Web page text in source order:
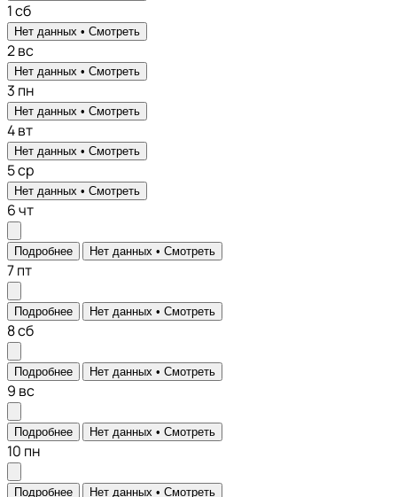
1сб
Нет данных • Смотреть
2вс
Нет данных • Смотреть
3 пн
Нет данных • Смотреть
4вт
Нет данных • Смотреть
5ср
Нет данных • Смотреть
6чт
Подробнее Нет данных • Смотреть
7пт
Подробнее Нет данных • Смотреть
8сб
Подробнее Нет данных • Смотреть
9 вс
Подробнее Нет данных • Смотреть
10 пн
Подробнее Нет данных • Смотреть